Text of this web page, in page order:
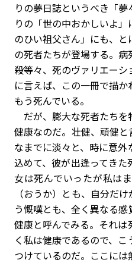
りの夢日誌というべき「
りの「世の中おかしいよ
のひい祖父さん」にも、
の死者たちが登場する。
殺等々、死のヴァリエー
に言えば、この一冊で描
もう死んでいる。
だが、膨大な死者たちを
健康なのだ。壮健、頑健
なまでに淡々と、時に意
込めて、彼が出逢ってき
女は死んでいったが私は
（おうか）とも、自分だ
う慨嘆とも、全く異なる
健康と呼んでみる。それ
く私は健康であるので、
つけているのだ。ここに